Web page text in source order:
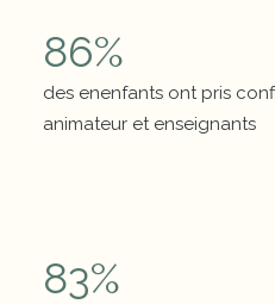
86%
des enenfants ont pris
animateur et enseignants
83%